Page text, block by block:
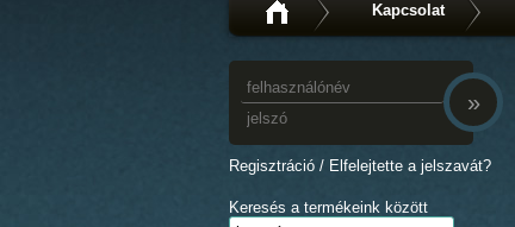
Kapcsolat
»
Regisztráció / Elfelejtette a jelszavát?
Keresés a termékeink között